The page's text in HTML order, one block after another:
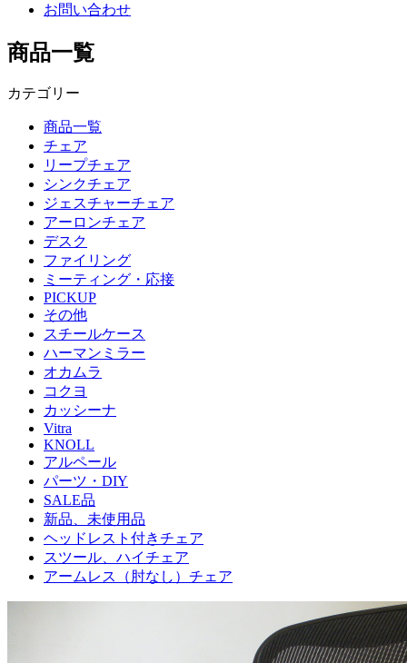
お問い合わせ
商品一覧
カテゴリー
商品一覧
チェア
リープチェア
シンクチェア
ジェスチャーチェア
アーロンチェア
デスク
ファイリング
ミーティング・応接
PICKUP
その他
スチールケース
ハーマンミラー
オカムラ
コクヨ
カッシーナ
Vitra
KNOLL
アルペール
パーツ・DIY
SALE品
新品、未使用品
ヘッドレスト付きチェア
スツール、ハイチェア
アームレス（肘なし）チェア